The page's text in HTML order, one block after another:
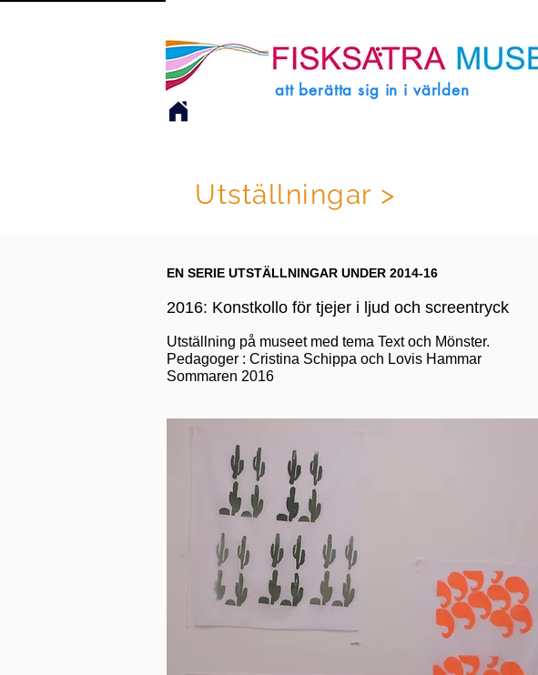
att berätta sig in i världen
Utställningar >
EN SERIE UTSTÄLLNINGAR UNDER 2014-16
2016: Konstkollo för tjejer i ljud och screentryck
Utställning på museet med tema Text och Mönster.
Pedagoger : Cristina Schippa och Lovis Hammar
Sommaren 2016